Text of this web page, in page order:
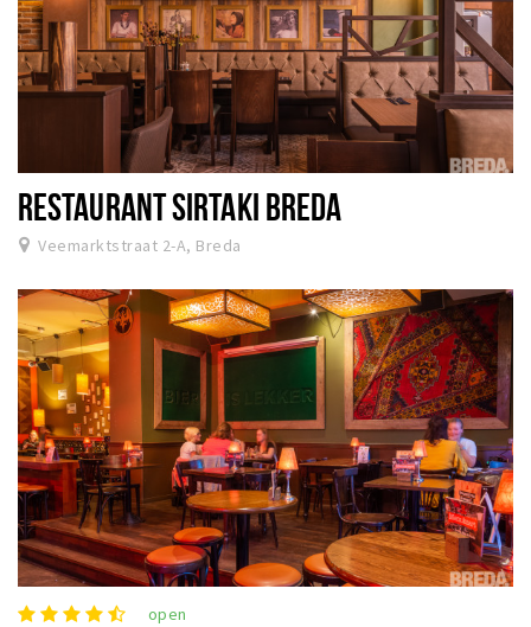
RESTAURANT SIRTAKI BREDA
Veemarktstraat 2-A, Breda
open